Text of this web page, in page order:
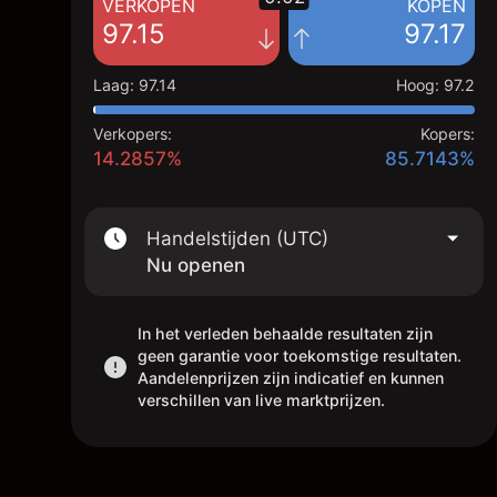
VERKOPEN
97.15
KOPEN
97.17
Laag: 97.14 Hoog: 97.2
Verkopers:
14.2857%
Kopers:
85.7143%
Handelstijden (UTC)
Nu openen
In het verleden behaalde resultaten zijn
geen garantie voor toekomstige resultaten.
Aandelenprijzen zijn indicatief en kunnen
verschillen van live marktprijzen.